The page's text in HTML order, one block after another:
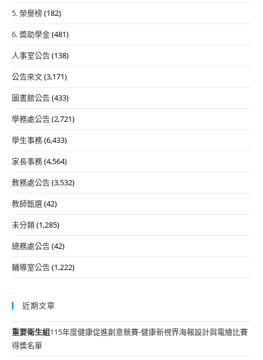
5. 榮譽榜(182)
6. 獎助學金(481)
人事室公告(138)
公告來文(3,171)
圖書館公告(433)
學務處公告(2,721)
學生事務(6,433)
家長事務(4,564)
教務處公告(3,532)
教師甄選(42)
未分類(1,285)
總務處公告(42)
輔導室公告(1,222)
近期文章
重要衛生組115年度健康促進創意競賽-健康新視界海報設計與電繪比賽
得獎名單